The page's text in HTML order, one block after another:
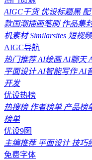
AIGC干货优设标题黑配
款国潮插画笔刷作品集
机素材Similarsites 短视频
AIGC导航
热门推荐AI绘画AI聊天
平面设计AI智能写作AI
开发
优设热榜
热搜榜作者榜单产品榜
榜单
优设9图
主编推荐平面设计技巧
免费字体